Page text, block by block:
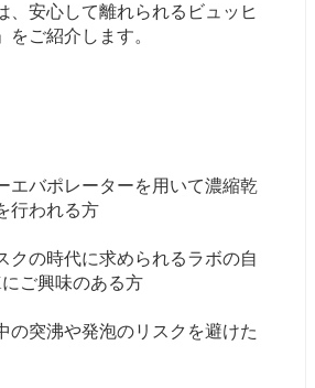
、安心して離れられるビュッヒ
をご紹介します。
エバポレーターを用いて濃縮乾
行われる方
クの時代に求められるラボの自
ご興味のある方
の突沸や発泡のリスクを避けた